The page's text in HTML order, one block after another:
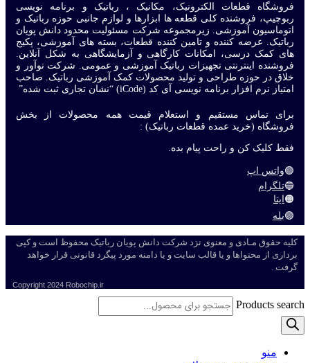
فروشگاه قطعات الکترونیک، مکانیک ، رباتیک و برنامه نویسی
ربوچیپ، فروشنده کلی قطعه ها ابزارها و لوازم جانبی حوزه رباتیک و
اتوماسیون آموزشی. زیرمجموعه شرکت مسئولیت محدود دانش پویان
رباتیک. عرضه کننده و تامین کننده قطعات، بسته های آموزشی، پکیج
های کمک درسی، امکانات کارگاهی و آزمایشگاهی به شکل آنلاین.
فروشنده اینترنتی تجهیزات رباتیک آموزشی و عمومی. شرکت نوآور و
خلاق در حوزه طراحی و تولید محصولات کمک آموزشی رباتیک. صاحب
امتیاز نرم افزار برنامه نویسی آی کد (iCode) “نشان تجاری ثبت شده”
برای تماس مستقیم و استعلام قیمت همه محصولات از بخش
فروشگاه (خرید عمده قطعات رباتیک) :
فقط کلیک کن و راحت پیام بده.
🟢واتس اپ
🔵تلگرام
🟠ایتا
🟣بله
کلیه حقوق مـادی و معنوی نزد شرکت دانش پویان رباتیک محفوظ است و کپی
برداری از محتواها و یا قالب سایت و یا دامنه مورد پیگرد قانونی قرار خواهد
گرفت .
Copyright 2024 Robochip.ir
Products search
منو